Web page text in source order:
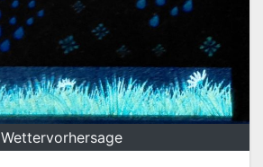
Wettervorhersage